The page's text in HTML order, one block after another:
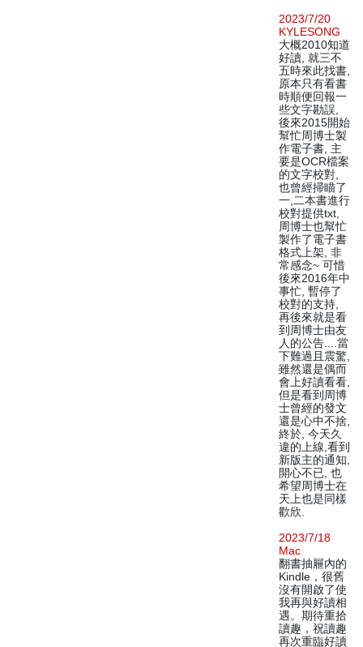
2023/7/20
KYLESONG
大概2010知道
好讀, 就三不
五時來此找書,
原本只有看書
時順便回報一
些文字勘誤,
後來2015開始
幫忙周博士製
作電子書, 主
要是OCR檔案
的文字校對,
也曾經掃瞄了
一,二本書進行
校對提供txt,
周博士也幫忙
製作了電子書
格式上架, 非
常感念~ 可惜
後來2016年中
事忙, 暫停了
校對的支持,
再後來就是看
到周博士由友
人的公告....當
下難過且震驚,
雖然還是偶而
會上好讀看看,
但是看到周博
士曾經的發文
還是心中不捨,
終於, 今天久
違的上線,看到
新版主的通知,
開心不已, 也
希望周博士在
天上也是同樣
歡欣.
2023/7/18
Mac
翻書抽屜內的
Kindle，很舊
沒有開啟了使
我再與好讀相
遇。期待重拾
讀趣，祝讀趣
再次重臨好讀